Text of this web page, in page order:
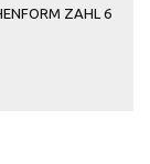
ZAHL 6